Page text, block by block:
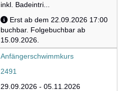
inkl. Badeintri...
Erst ab dem 22.09.2026 17:00
buchbar. Folgebuchbar ab
15.09.2026.
Anfängerschwimmkurs
2491
29.09.2026 - 05.11.2026